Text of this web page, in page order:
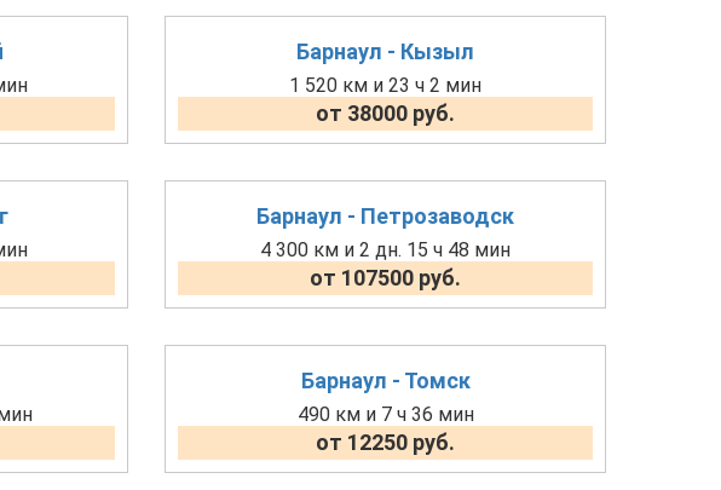
Барнаул - Кызыл
1 520 км и 23 ч 2 мин
от 38000 руб.
Барнаул - Петрозаводск
4 300 км и 2 дн. 15 ч 48 мин
от 107500 руб.
Барнаул - Томск
490 км и 7 ч 36 мин
от 12250 руб.